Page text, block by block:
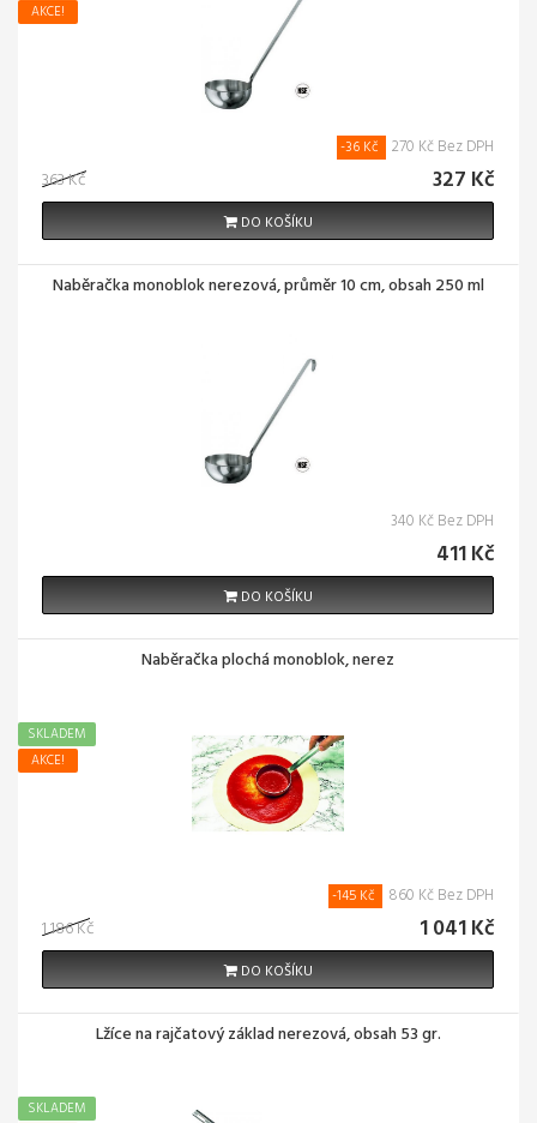
AKCE!
363 Kč
-36 Kč 270 Kč Bez DPH
327 Kč
DO KOŠÍKU
Naběračka monoblok nerezová, průměr 10 cm, obsah 250 ml
340 Kč Bez DPH
411 Kč
DO KOŠÍKU
Naběračka plochá monoblok, nerez
AKCE!
SKLADEM
1 186 Kč
-145 Kč 860 Kč Bez DPH
1 041 Kč
DO KOŠÍKU
Lžíce na rajčatový základ nerezová, obsah 53 gr.
SKLADEM